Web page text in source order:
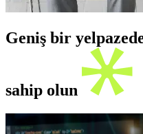
Geniş bir
sahip olun